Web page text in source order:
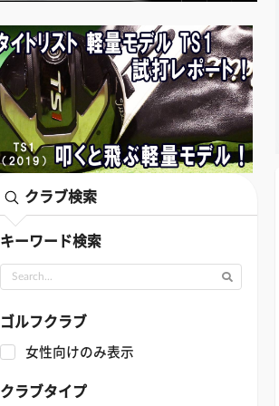
クラブ検索
キーワード検索
ゴルフクラブ
女性向けのみ表示
クラブタイプ